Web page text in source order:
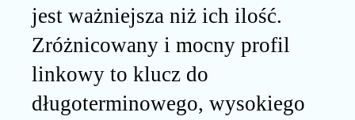
jest ważniejsza niż ich ilość.
Zróżnicowany i mocny profil
linkowy to klucz do
długoterminowego, wysokiego